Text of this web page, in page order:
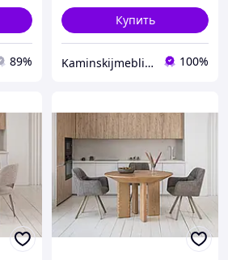
89%
Купить
Kaminskijmebli - Производство и продажа столов и стульев 100%